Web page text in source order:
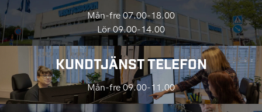
Mån-fre 07.00-18.00
Lör 09.00-14.00
KUNDTJÄNST TELEFON
Mån-fre 09.00-11.00